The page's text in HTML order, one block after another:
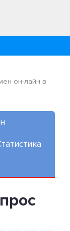
он-лайн в